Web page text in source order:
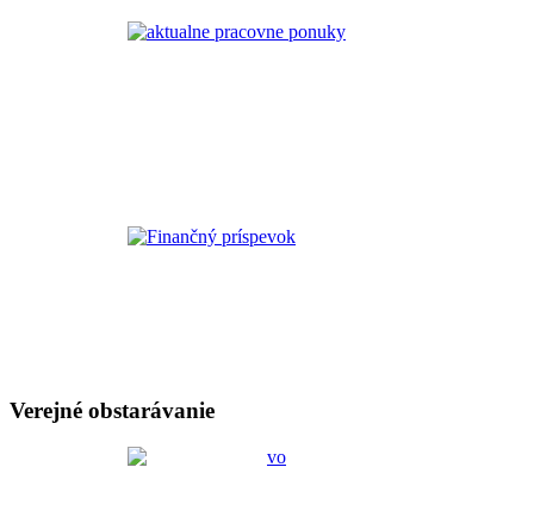
Verejné obstarávanie